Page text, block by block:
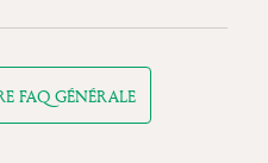
FAQ GÉNÉRALE